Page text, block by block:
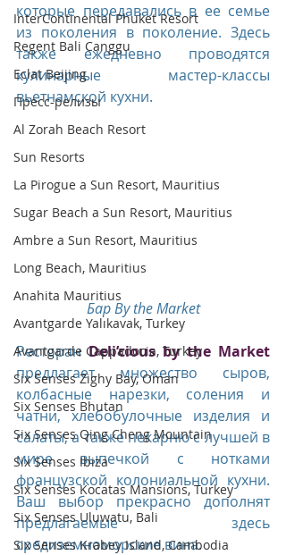
InterContinental Phuket Resort
Regent Bali Canggu
Eclat Beijing
Пресс-релизы
Al Zorah Beach Resort
Sun Resorts
La Pirogue a Sun Resort, Mauritius
Sugar Beach a Sun Resort, Mauritius
Ambre a Sun Resort, Mauritius
Long Beach, Mauritius
Anahita Mauritius
Avantgarde Yalıkavak, Turkey
Avantgarde Cappadocia, Turkey
Six Senses Zighy Bay, Oman
Six Senses Bhutan
Six Senses Qing Cheng Mountain
Six Senses Ibiza
Six Senses Kocatas Mansions, Turkey
Six Senses Uluwatu, Bali
Six Senses Krabey Island, Cambodia
которые передавались в ее семье
из поколения в поколение. Здесь
также ежедневно проводятся
кулинарные мастер-классы
вьетнамской кухни.
Бар By the Market
Ресторан Deli’cious by the Market
предлагает множество сыров,
колбасные нарезки, соления и
чатни, хлебобулочные изделия и
салаты, а также пекарню с лучшей в
мире выпечкой с нотками
французской колониальной кухни.
Ваш выбор прекрасно дополнят
предлагаемые здесь
средиземноморские вина.